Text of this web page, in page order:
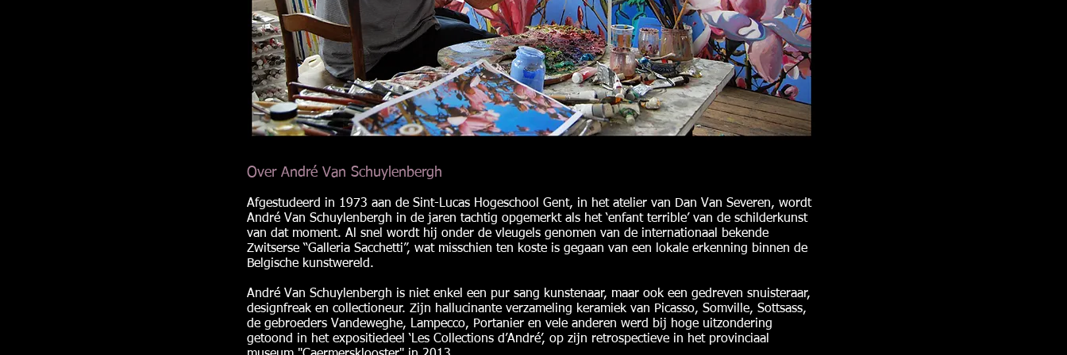
Over André Van Schuylenbergh
Afgestudeerd in 1973 aan de Sint-Lucas Hogeschool Gent, in het atelier van Dan Van Severen, wordt
André Van Schuylenbergh in de jaren tachtig opgemerkt als het ‘enfant terrible’ van de schilderkunst
van dat moment. Al snel wordt hij onder de vleugels genomen van de internationaal bekende
Zwitserse “Galleria Sacchetti”, wat misschien ten koste is gegaan van een lokale erkenning binnen de
Belgische kunstwereld.
André Van Schuylenbergh is niet enkel een pur sang kunstenaar, maar ook een gedreven snuisteraar,
designfreak en collectioneur. Zijn hallucinante verzameling keramiek van Picasso, Somville, Sottsass,
de gebroeders Vandeweghe, Lampecco, Portanier en vele anderen werd bij hoge uitzondering
getoond in het expositiedeel ‘Les Collections d’André’, op zijn retrospectieve in het provinciaal